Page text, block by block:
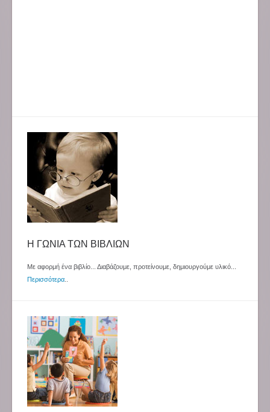
Η ΓΩΝΙΑ ΤΩΝ ΒΙΒΛΙΩΝ
Με αφορμή ένα βιβλίο... Διαβάζουμε, προτείνουμε, δημιουργούμε υλικό...
Περισσότερα